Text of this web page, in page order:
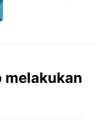
melakukan